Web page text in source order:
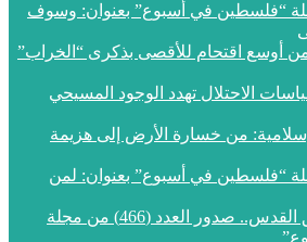
من مجلة “فلسطين في أسبوع” بعنوان: وسوف
أوسع اقتحام للأقصى بذكرى “الخراب”
الاحتلال تهدد الوجود المسيحي
من خسارة الأرض إلى هزيمة
من مجلة “فلسطين في أسبوع” بعنوان: لمن
أمميون على طريق القدس.. صدور العدد (466) من مجلة